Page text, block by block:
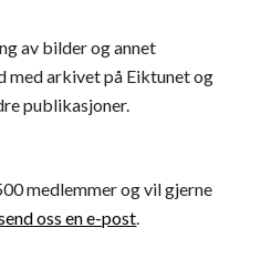
av bilder og annet
med arkivet på Eiktunet og
publikasjoner.
00 medlemmer og vil gjerne
oss en e-post.